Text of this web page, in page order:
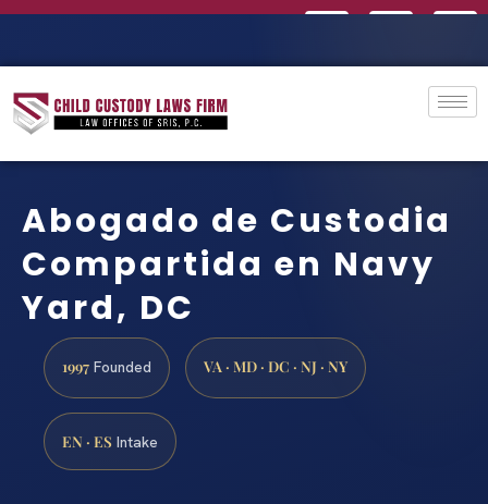
Abogado de Custodia
Compartida en Navy
Yard, DC
1997 Founded VA · MD · DC · NJ · NY
EN · ES Intake